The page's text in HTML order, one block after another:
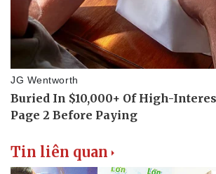
Tin liên quan